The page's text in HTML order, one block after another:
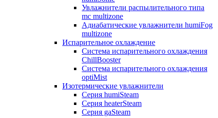
Увлажнители распылительного типа
mc multizone
Адиабатические увлажнители humiFog
multizone
Испарительное охлаждение
Система испарительного охлаждения
ChillBooster
Система испарительного охлаждения
optiMist
Изотермические увлажнители
Серия humiSteam
Серия heaterSteam
Серия gaSteam